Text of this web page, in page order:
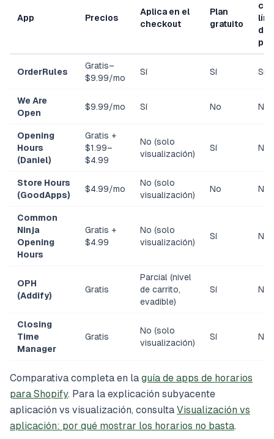
App Precios
Aplica en el
checkout
Plan
gratuito
de
OrderRules
Gratis–
$9.99/mo
Sí Sí Sí
We Are
Open
$9.99/mo Sí No No
Opening
Hours
(Daniel)
Gratis +
$1.99–
$4.99
No (solo
visualización)
Sí No
Store Hours
(GoodApps)
$4.99/mo
No (solo
visualización)
No No
Common
Ninja
Opening
Hours
Gratis +
$4.99
No (solo
visualización)
Sí No
OPH
(Addify)
Gratis
Parcial (nivel
de carrito,
evadible)
Sí No
Closing
Time
Manager
Gratis
No (solo
visualización)
Sí No
Comparativa completa en la guía de apps de horarios
para Shopify. Para la explicación subyacente
aplicación vs visualización, consulta Visualización vs
aplicación: por qué mostrar los horarios no basta.